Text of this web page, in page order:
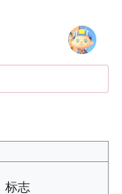
标志